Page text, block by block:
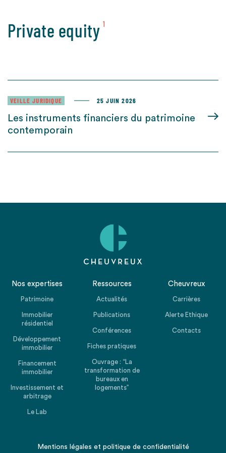
Private equity 1
VEILLE JURIDIQUE 25 JUIN 2026
Les instruments financiers du patrimoine
contemporain
Nos expertises
Patrimoine
Immobilier
résidentiel
Développement
immobilier
Financement
immobilier
Investissement et
arbitrage
Le Lab
Ressources
Actualités
Publications
Conférences
Fiches pratiques
Ouvrage : “La
transformation de
bureaux en
logements”
Cheuvreux
Carrières
Alerte Ethique
Contacts
Mentions légales et politique de confidentialité